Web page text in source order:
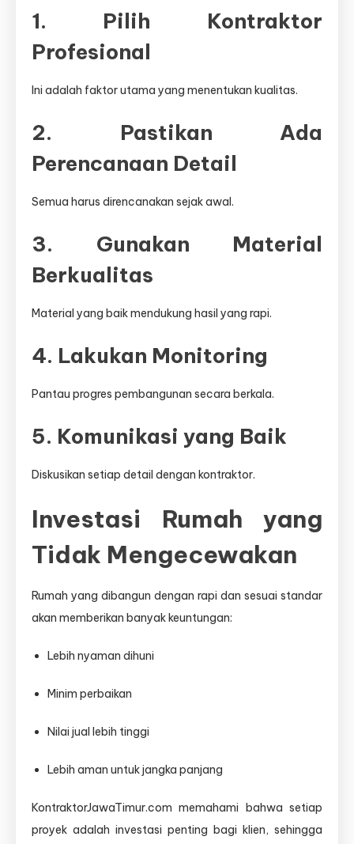
1. Pilih Kontraktor
Profesional
Ini adalah faktor utama yang menentukan kualitas.
2. Pastikan Ada
Perencanaan Detail
Semua harus direncanakan sejak awal.
3. Gunakan Material
Berkualitas
Material yang baik mendukung hasil yang rapi.
4. Lakukan Monitoring
Pantau progres pembangunan secara berkala.
5. Komunikasi yang Baik
Diskusikan setiap detail dengan kontraktor.
Investasi Rumah yang
Tidak Mengecewakan
Rumah yang dibangun dengan rapi dan sesuai standar
akan memberikan banyak keuntungan:
Lebih nyaman dihuni
Minim perbaikan
Nilai jual lebih tinggi
Lebih aman untuk jangka panjang
KontraktorJawaTimur.com memahami bahwa setiap
proyek adalah investasi penting bagi klien, sehingga